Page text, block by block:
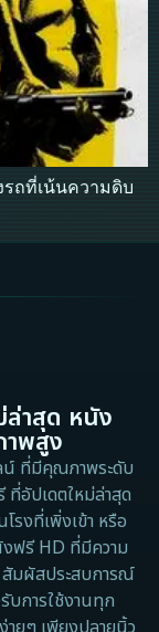
ถที่เน้นความดิบ
าสุด หนัง
พสูง
น์ ที่มีคุณภาพระดับ
ที่อัปเดตใหม่ล่าสุด
รงที่เพิ่งเข้า หรือ
งฟรี HD ที่มีความ
สัมผัสประสบการณ์
บการใช้งานทุก